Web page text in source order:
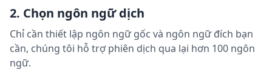
2. Chọn ngôn ngữ dịch
Chỉ cần thiết lập ngôn ngữ gốc và ngôn ngữ đích bạn
cần, chúng tôi hỗ trợ phiên dịch qua lại hơn 100 ngôn
ngữ.